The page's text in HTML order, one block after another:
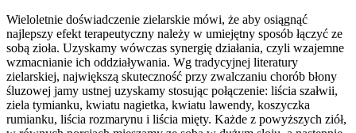
Wieloletnie doświadczenie zielarskie mówi, że aby osiągnąć
najlepszy efekt terapeutyczny należy w umiejętny sposób łączyć ze
sobą zioła. Uzyskamy wówczas synergię działania, czyli wzajemne
wzmacnianie ich oddziaływania. Wg tradycyjnej literatury
zielarskiej, największą skuteczność przy zwalczaniu chorób błony
śluzowej jamy ustnej uzyskamy stosując połączenie: liścia szałwii,
ziela tymianku, kwiatu nagietka, kwiatu lawendy, koszyczka
rumianku, liścia rozmarynu i liścia mięty. Każde z powyższych ziół,